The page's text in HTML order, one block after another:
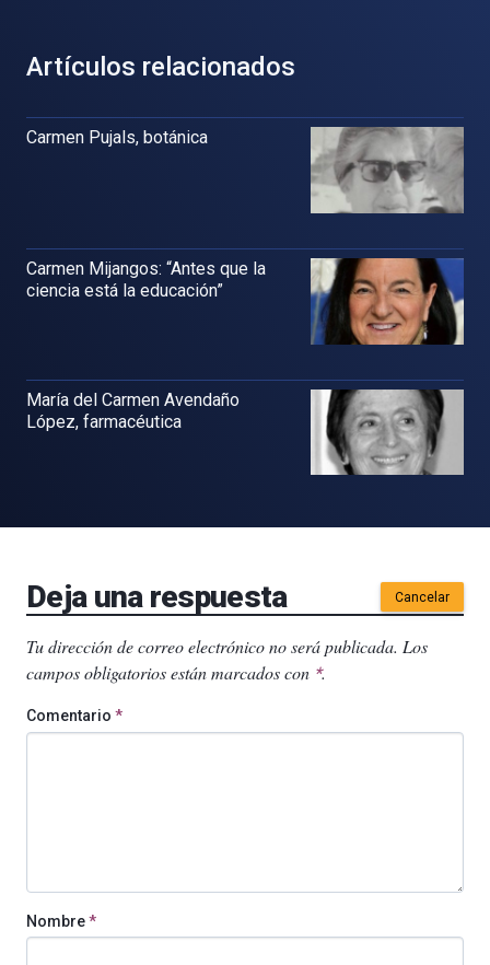
Artículos relacionados
Carmen Pujals, botánica
Carmen Mijangos: “Antes que la
ciencia está la educación”
María del Carmen Avendaño
López, farmacéutica
Deja una respuesta Cancelar
Tu dirección de correo electrónico no será publicada. Los
campos obligatorios están marcados con *.
Comentario *
Nombre*